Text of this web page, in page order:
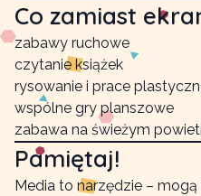
Co zamiast
zabawy ruchowe
czytanie książek
rysowanie i prace
wspólne gry planszowe
zabawa na świeżym
Pamiętaj!
Media to narzędzie –